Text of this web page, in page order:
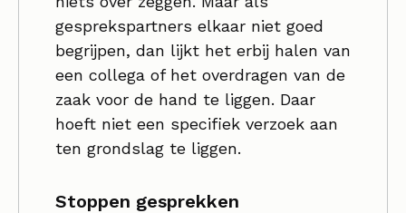
gesprekspartners elkaar niet goed
begrijpen, dan lijkt het erbij halen van
een collega of het overdragen van de
zaak voor de hand te liggen. Daar
hoeft niet een specifiek verzoek aan
ten grondslag te liggen.
Stoppen gesprekken